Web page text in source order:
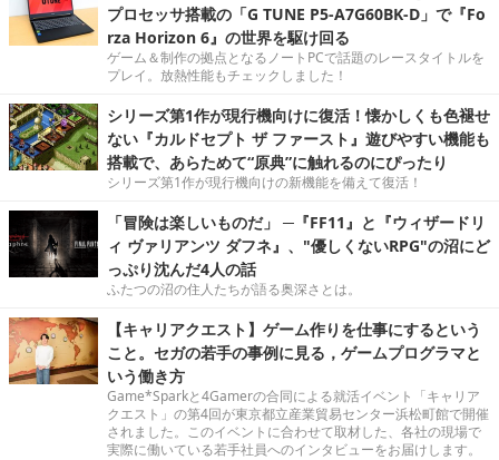
プロセッサ搭載の「G TUNE P5-A7G60BK-D」で『Fo
rza Horizon 6』の世界を駆け回る
ゲーム＆制作の拠点となるノートPCで話題のレースタイトルを
プレイ。放熱性能もチェックしました！
シリーズ第1作が現行機向けに復活！懐かしくも色褪せ
ない『カルドセプト ザ ファースト』遊びやすい機能も
搭載で、あらためて“原典”に触れるのにぴったり
シリーズ第1作が現行機向けの新機能を備えて復活！
「冒険は楽しいものだ」 ─『FF11』と『ウィザードリ
ィ ヴァリアンツ ダフネ』、"優しくないRPG"の沼にど
っぷり沈んだ4人の話
ふたつの沼の住人たちが語る奥深さとは。
【キャリアクエスト】ゲーム作りを仕事にするという
こと。セガの若手の事例に見る，ゲームプログラマと
いう働き方
Game*Sparkと4Gamerの合同による就活イベント「キャリア
クエスト」の第4回が東京都立産業貿易センター浜松町館で開催
されました。このイベントに合わせて取材した、各社の現場で
実際に働いている若手社員へのインタビューをお届けします。